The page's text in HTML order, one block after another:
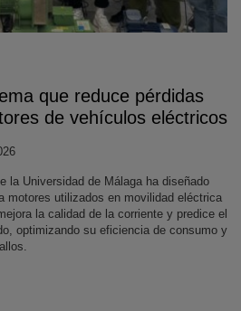
que reduce pérdidas
de vehículos eléctricos
la Universidad de Málaga ha diseñado
motores utilizados en movilidad eléctrica
la calidad de la corriente y predice el
optimizando su eficiencia de consumo y